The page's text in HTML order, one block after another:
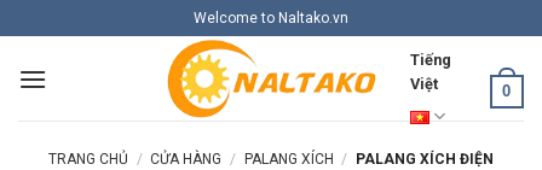
to
content
Welcome to Naltako.vn
Tiếng
Việt
0
TRANG CHỦ / CỬA HÀNG / PALANG XÍCH / PALANG XÍCH ĐIỆN